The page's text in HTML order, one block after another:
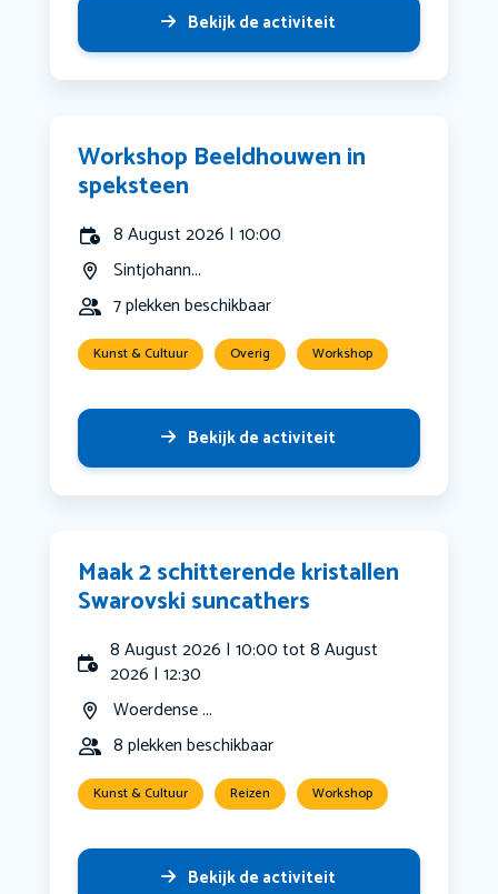
Bekijk de activiteit
Workshop Beeldhouwen in
speksteen
8 August 2026 | 10:00
Sintjohann...
7 plekken beschikbaar
Kunst & Cultuur Overig Workshop
Bekijk de activiteit
Maak 2 schitterende kristallen
Swarovski suncathers
8 August 2026 | 10:00 tot 8 August
2026 | 12:30
Woerdense ...
8 plekken beschikbaar
Kunst & Cultuur Reizen Workshop
Bekijk de activiteit